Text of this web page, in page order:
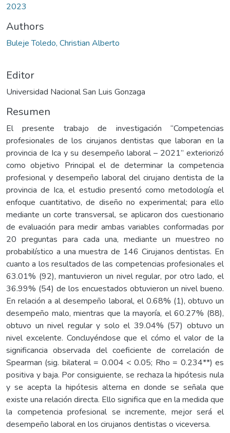
2023
Authors
Buleje Toledo, Christian Alberto
Editor
Universidad Nacional San Luis Gonzaga
Resumen
El presente trabajo de investigación “Competencias
profesionales de los cirujanos dentistas que laboran en la
provincia de Ica y su desempeño laboral – 2021” exteriorizó
como objetivo Principal el de determinar la competencia
profesional y desempeño laboral del cirujano dentista de la
provincia de Ica, el estudio presentó como metodología el
enfoque cuantitativo, de diseño no experimental; para ello
mediante un corte transversal, se aplicaron dos cuestionario
de evaluación para medir ambas variables conformadas por
20 preguntas para cada una, mediante un muestreo no
probabilístico a una muestra de 146 Cirujanos dentistas. En
cuanto a los resultados de las competencias profesionales el
63.01% (92), mantuvieron un nivel regular, por otro lado, el
36.99% (54) de los encuestados obtuvieron un nivel bueno.
En relación a al desempeño laboral, el 0.68% (1), obtuvo un
desempeño malo, mientras que la mayoría, el 60.27% (88),
obtuvo un nivel regular y solo el 39.04% (57) obtuvo un
nivel excelente. Concluyéndose que el cómo el valor de la
significancia observada del coeficiente de correlación de
Spearman (sig. bilateral = 0.004 < 0.05; Rho = 0.234**) es
positiva y baja. Por consiguiente, se rechaza la hipótesis nula
y se acepta la hipótesis alterna en donde se señala que
existe una relación directa. Ello significa que en la medida que
la competencia profesional se incremente, mejor será el
desempeño laboral en los cirujanos dentistas o viceversa.